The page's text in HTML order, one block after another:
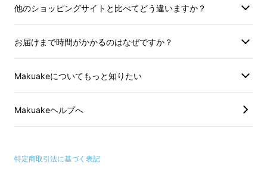
新TEREXS洗浄液＆新
他のショッピングサイトと比べてどう違いますか？
お届けまで時間がかかるのはなぜですか？
Makuakeについてもっと知りたい
Makuakeヘルプへ
特定商取引法に基づく表記